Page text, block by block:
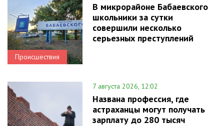
Происшествия
В микрорайоне Бабаевского
школьники за сутки
совершили несколько
серьезных преступлений
7 августа 2026, 12:02
Названа профессия, где
астраханцы могут получать
зарплату до 280 тысяч